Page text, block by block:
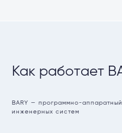
Как работает
BARY — программно-
инженерных систем